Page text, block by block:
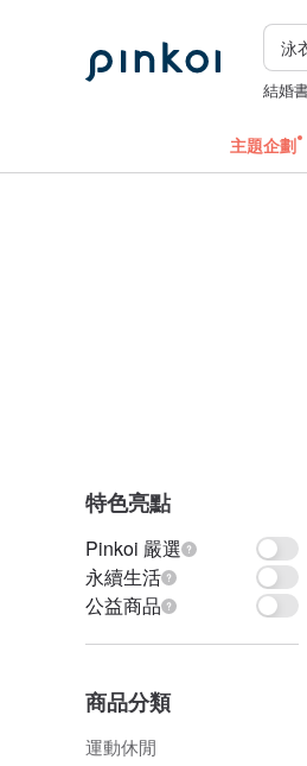
結婚
主題企劃
特色亮點
Pinkoi 嚴選
永續生活
公益商品
商品分類
運動休閒